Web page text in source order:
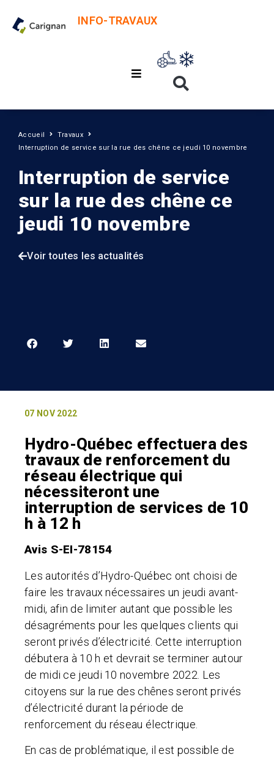
INFO-TRAVAUX
Accueil
Travaux
Interruption de service sur la rue des chêne ce jeudi 10 novembre
Interruption de service
sur la rue des chêne ce
jeudi 10 novembre
Voir toutes les actualités
07 NOV 2022
Hydro-Québec effectuera des
travaux de renforcement du
réseau électrique qui
nécessiteront une
interruption de services de 10
h à 12 h
Avis S-EI-78154
Les autorités d’Hydro-Québec ont choisi de
faire les travaux nécessaires un jeudi avant-
midi, afin de limiter autant que possible les
désagréments pour les quelques clients qui
seront privés d’électricité. Cette interruption
débutera à 10 h et devrait se terminer autour
de midi ce jeudi 10 novembre 2022. Les
citoyens sur la rue des chênes seront privés
d’électricité durant la période de
renforcement du réseau électrique.
En cas de problématique, il est possible de